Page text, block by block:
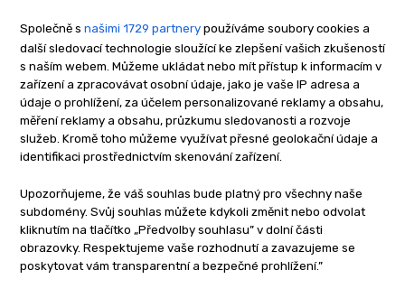
Společně s našimi 1729 partnery používáme soubory cookies a
další sledovací technologie sloužící ke zlepšení vašich zkušeností
s naším webem. Můžeme ukládat nebo mít přístup k informacím v
zařízení a zpracovávat osobní údaje, jako je vaše IP adresa a
údaje o prohlížení, za účelem personalizované reklamy a obsahu,
měření reklamy a obsahu, průzkumu sledovanosti a rozvoje
služeb. Kromě toho můžeme využívat přesné geolokační údaje a
identifikaci prostřednictvím skenování zařízení.
Upozorňujeme, že váš souhlas bude platný pro všechny naše
subdomény. Svůj souhlas můžete kdykoli změnit nebo odvolat
kliknutím na tlačítko „Předvolby souhlasu” v dolní části
obrazovky. Respektujeme vaše rozhodnutí a zavazujeme se
poskytovat vám transparentní a bezpečné prohlížení.”
-Reklama-